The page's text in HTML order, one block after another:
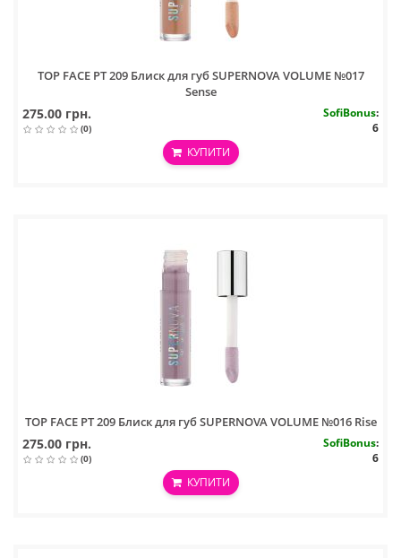
TOP FACE PT 209 Блиск для губ SUPERNOVA VOLUME №017
Sense
275.00 грн.
(0)
SofiBonus:
6
КУПИТИ
TOP FACE PT 209 Блиск для губ SUPERNOVA VOLUME №016 Rise
275.00 грн.
(0)
SofiBonus:
6
КУПИТИ